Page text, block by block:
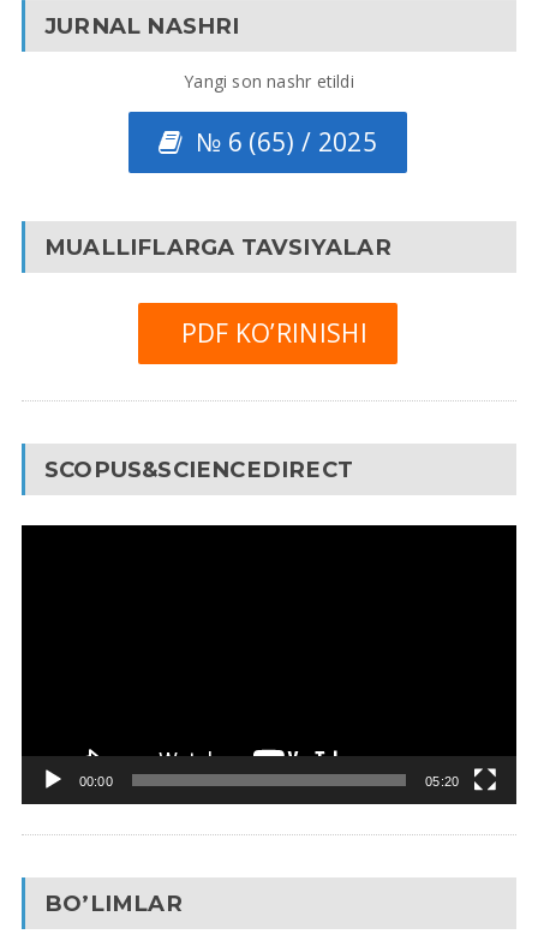
JURNAL NASHRI
Yangi son nashr etildi
№ 6 (65) / 2025
MUALLIFLARGA TAVSIYALAR
PDF KO’RINISHI
SCOPUS&SCIENCEDIRECT
00:00 05:20
BO’LIMLAR